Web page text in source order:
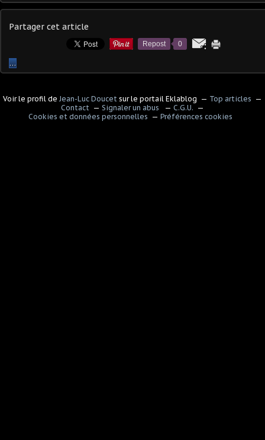
Partager cet article
Repost 0
…
Voir le profil de Jean-Luc Doucet sur le portail Eklablog
Top articles
Contact
Signaler un abus
C.G.U.
Cookies et données personnelles
Préférences cookies